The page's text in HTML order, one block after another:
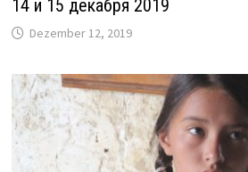
14 и 15 декабря 2019
Dezember 12, 2019